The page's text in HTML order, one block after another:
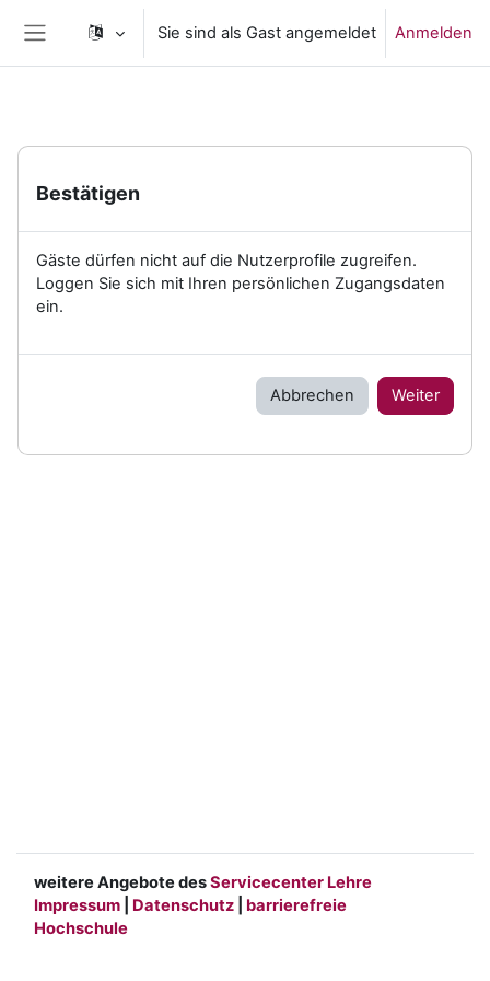
Website-Übersicht
Sie sind als Gast angemeldet Anmelden
Bestätigen
Gäste dürfen nicht auf die Nutzerprofile zugreifen.
Loggen Sie sich mit Ihren persönlichen Zugangsdaten
ein.
Abbrechen Weiter
weitere Angebote desServicecenter Lehre
Impressum
Datenschutz
barrierefreie
Hochschule